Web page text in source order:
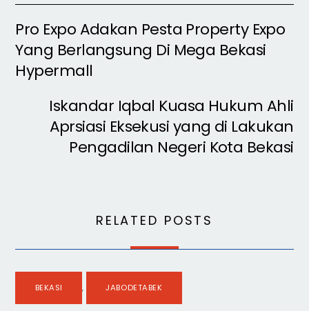
Pro Expo Adakan Pesta Property Expo
Yang Berlangsung Di Mega Bekasi
Hypermall
Iskandar Iqbal Kuasa Hukum Ahli
Aprsiasi Eksekusi yang di Lakukan
Pengadilan Negeri Kota Bekasi
RELATED POSTS
BEKASI , JABODETABEK